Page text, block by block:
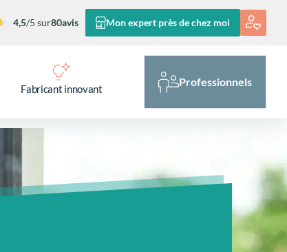
4,5/5 sur80avis Mon expert près de chez moi
Fabricant innovant
Professionnels